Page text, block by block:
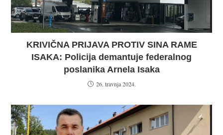
KRIVIČNA PRIJAVA PROTIV SINA RAME
ISAKA: Policija demantuje federalnog
poslanika Arnela Isaka
26. travnja 2024.